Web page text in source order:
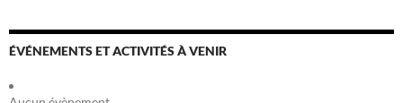
ÉVÉNEMENTS ET ACTIVITÉS À VENIR